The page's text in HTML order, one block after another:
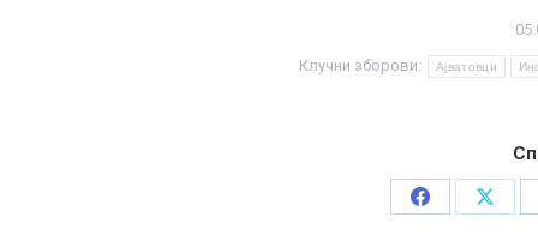
Клучни зборови: Ајватовци
Share
Share